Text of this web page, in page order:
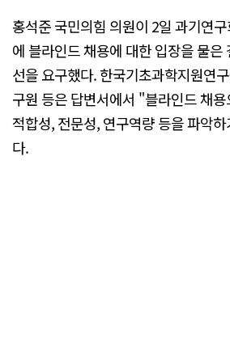
홍석준 국민의힘 의원이 2일 과기연
에 블라인드 채용에 대한 입장을 물은
선을 요구했다. 한국기초과학지원연
구원 등은 답변서에서 "블라인드 채
적합성, 전문성, 연구역량 등을 파악
다.